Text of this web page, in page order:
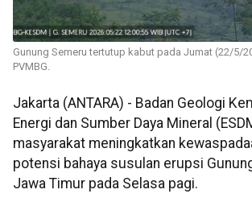
Gunung Semeru tertutup kabut pada Jumat (22/5/
PVMBG.
Jakarta (ANTARA) - Badan Geologi
Energi dan Sumber Daya Mineral
masyarakat meningkatkan
potensi bahaya susulan erupsi
Jawa Timur pada Selasa pagi.